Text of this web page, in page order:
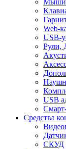
Мыши
Web-
USB-
Рули,
USB
Средства
СКУД